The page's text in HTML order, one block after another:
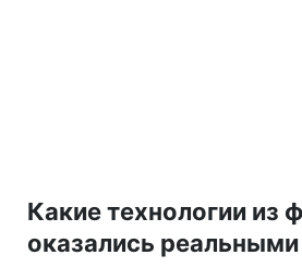
Какие технологии из
оказались реальными